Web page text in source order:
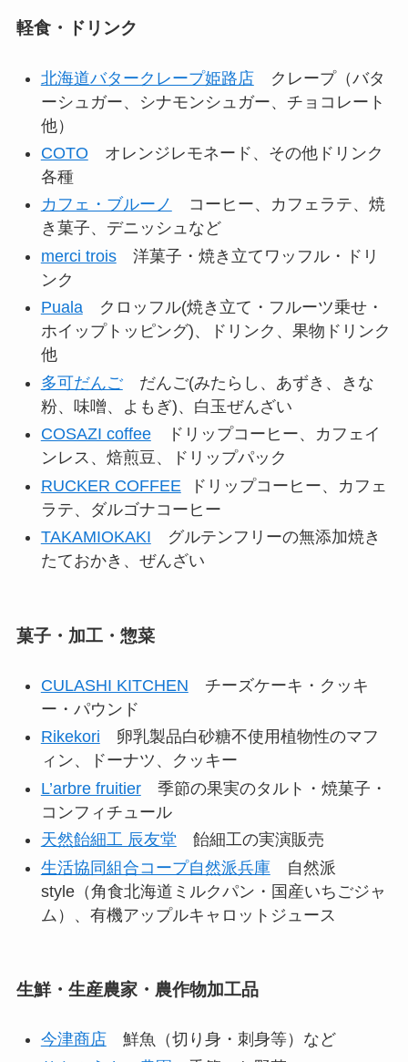
軽食・ドリンク
北海道バタークレープ姫路店クレープ（バタ
ーシュガー、シナモンシュガー、チョコレート
他）
COTO オレンジレモネード、その他ドリンク
各種
カフェ・ブルーノ
コーヒー、カフェラテ、焼
き菓子、デニッシュなど
merci trois洋菓子・焼き立てワッフル・ドリ
ンク
Pualaクロッフル(焼き立て・フルーツ乗せ・
ホイップトッピング)、ドリンク、果物ドリンク
他
多可だんごだんご(みたらし、あずき、きな
粉、味噌、よもぎ)、白玉ぜんざい
COSAZI coffeeドリップコーヒー、カフェイ
ンレス、焙煎豆、ドリップパック
RUCKER COFFEE ドリップコーヒー、カフェ
ラテ、ダルゴナコーヒー
TAKAMIOKAKI グルテンフリーの無添加焼き
たておかき、ぜんざい
菓子・加工・惣菜
CULASHI KITCHEN チーズケーキ・クッキ
ー・パウンド
Rikekori 卵乳製品白砂糖不使用植物性のマフ
ィン、ドーナツ、クッキー
L’arbre fruitier季節の果実のタルト・焼菓子・
コンフィチュール
天然飴細工 辰友堂 飴細工の実演販売
生活協同組合コープ自然派兵庫自然派
style（角食北海道ミルクパン・国産いちごジャ
ム）、有機アップルキャロットジュース
生鮮・生産農家・農作物加工品
今津商店鮮魚（切り身・刺身等）など